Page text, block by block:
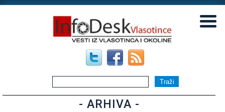
- ARHIVA -